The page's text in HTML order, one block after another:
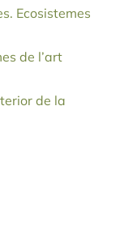
Ecosistemes
de l’art
de la